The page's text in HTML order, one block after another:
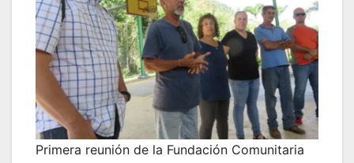
Primera reunión de la Fundación Comunitaria